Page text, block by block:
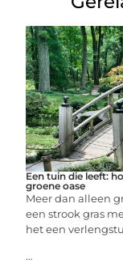
Een tuin die leeft:
groene oase
Meer dan alleen
een strook gras
het een
...